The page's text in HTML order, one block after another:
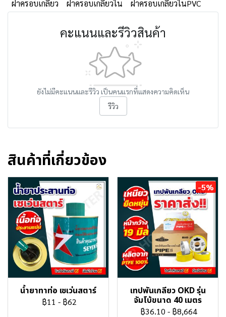
ฝาครอบเกลียว ฝาครอบเกลียวใน ฝาครอบเกลียวในPVC
คะแนนและรีวิวสินค้า
ยังไม่มีคะแนนและรีวิว เป็นคนแรกที่แสดงความคิดเห็น
รีวิว
สินค้าที่เกี่ยวข้อง
น้ำยาทาท่อ เซเว่นสตาร์
฿11 - ฿62
-5%
เทปพันเกลียว OKD รุ่น
จัมโบ้ขนาด 40 เมตร
฿36.10 - ฿8,664